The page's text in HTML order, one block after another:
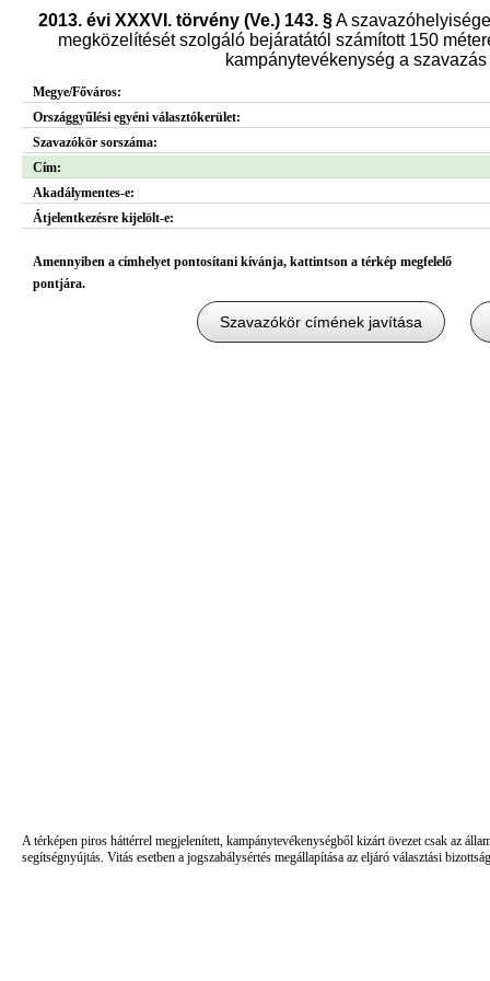
2013. évi XXXVI. törvény (Ve.) 143. §A
megközelítését szolgáló bejáratától számított 150
kampánytevékenység a
Megye/Főváros:
Országgyűlési egyéni választókerület:
Szavazókör sorszáma:
Cím:
Akadálymentes-e:
Átjelentkezésre kijelölt-e:
Amennyiben a címhelyet pontosítani kívánja, kattintson a térkép megfelelő
pontjára.
A térképen piros háttérrel megjelenített, kampánytevékenységből kizárt övezet csak az
segítségnyújtás. Vitás esetben a jogszabálysértés megállapítása az eljáró választási